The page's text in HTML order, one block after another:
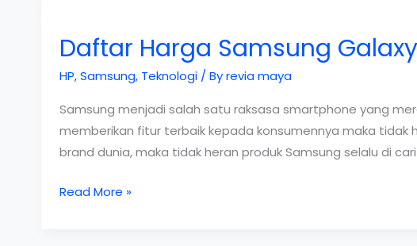
terbaru
Daftar Harga Samsung
HP,Samsung, Teknologi/ Byrevia maya
Samsung menjadi salah satu raksasa smartphone yang
memberikan fitur terbaik kepada konsumennya maka tidak
brand dunia, maka tidak heran produk Samsung selalu di
Daftar
Read More »